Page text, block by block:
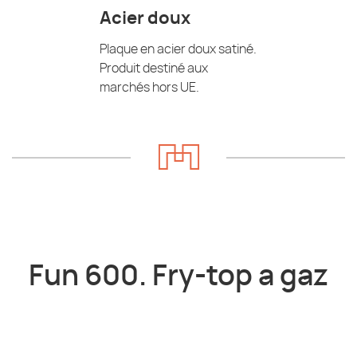
Acier doux
Plaque en acier doux satiné.
Produit destiné aux
marchés hors UE.
Fun 600. Fry-top a gaz